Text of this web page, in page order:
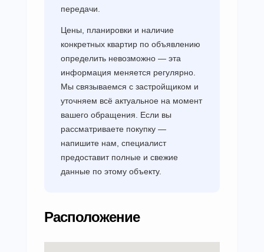
передачи.
Цены, планировки и наличие
конкретных квартир по объявлению
определить невозможно — эта
информация меняется регулярно.
Мы связываемся с застройщиком и
уточняем всё актуальное на момент
вашего обращения. Если вы
рассматриваете покупку —
напишите нам, специалист
предоставит полные и свежие
данные по этому объекту.
Расположение